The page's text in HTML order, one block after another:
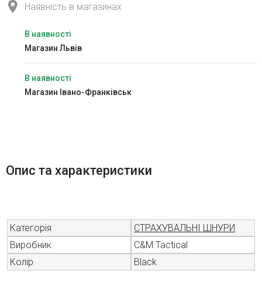
Наявність в магазинах
В наявності
Магазин Львів
В наявності
Магазин Івано-Франківськ
Опис та характеристики
Категорія
СТРАХУВАЛЬНІ ШНУРИ
Виробник
C&M Tactical
Колір
Black